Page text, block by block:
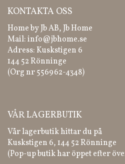
KONTAKTA OSS
Home by Jb AB, Jb Home
Mail:info@jbhome.se
Adress: Kuskstigen 6
144 52 Rönninge
(Org nr 556962-4348)
VÅR LAGERBUTIK
Vår lagerbutik hittar du på
Kuskstigen 6, 144 52 Rönninge
(Pop-up butik har öppet efter